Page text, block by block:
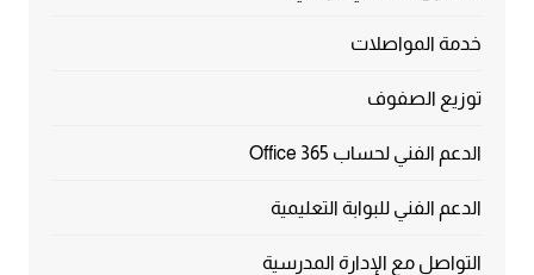
خدمة المواصلات
توزيع الصفوف
الدعم الفني لحساب Office 365
الدعم الفني للبوابة التعليمية
التواصل مع الإدارة المدرسية